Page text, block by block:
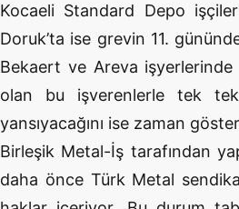
Kocaeli Standard Depo
Doruk’ta ise grevin 11.
Bekaert ve Areva işyerlerinde
olan bu işverenlerle tek tek
yansıyacağını ise zaman
Birleşik Metal-İş tarafından
daha önce Türk Metal